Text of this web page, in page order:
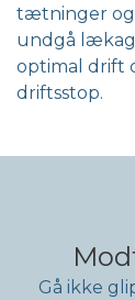
tætninger og
undgå
optimal drift
driftsstop.
Gå ikke